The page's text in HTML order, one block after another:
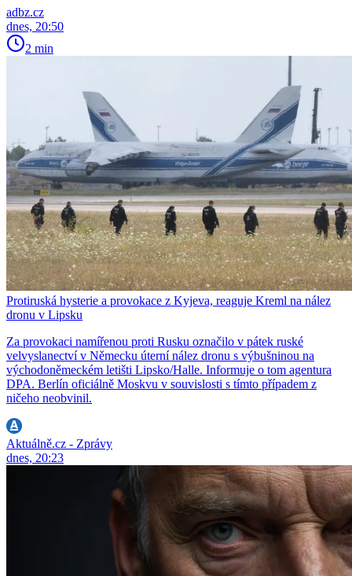
adbz.cz
dnes, 20:50
2 min
Protiruská hysterie a provokace z Kyjeva, reaguje Kreml na nález
dronu v Lipsku
Za provokaci namířenou proti Rusku označilo v pátek ruské
velvyslanectví v Německu úterní nález dronu s výbušninou na
východoněmeckém letišti Lipsko/Halle. Informuje o tom agentura
DPA. Berlín oficiálně Moskvu v souvislosti s tímto případem z
ničeho neobvinil.
Aktuálně.cz - Zprávy
dnes, 20:23